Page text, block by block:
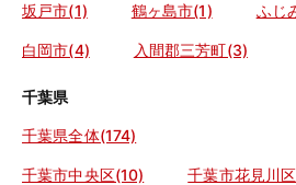
坂戸市(1) 鶴ヶ島市(1) ふじ
白岡市(4) 入間郡三芳町(3)
千葉県
千葉県全体(174)
千葉市中央区(10) 千葉市花見川